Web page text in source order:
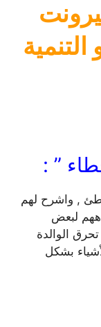
التنمية
, واشرح لهم
لبعض
الوالدة
بشكل